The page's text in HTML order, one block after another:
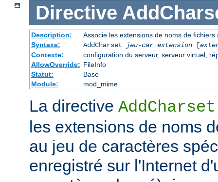
Directive
Description:
Associe les extensions de noms de
Syntaxe:
AddCharset jeu-car extension[
Contexte:
configuration du serveur, serveur virtuel,
AllowOverride: FileInfo
Statut:
Base
Module:
mod_mime
La directive AddCharset
les extensions de noms
au jeu de caractères
enregistré sur l'Internet